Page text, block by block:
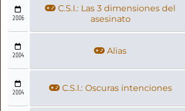
2006
C.S.I.: Las 3 dimensiones del
asesinato
2004 Alias
2004 C.S.I.: Oscuras intenciones